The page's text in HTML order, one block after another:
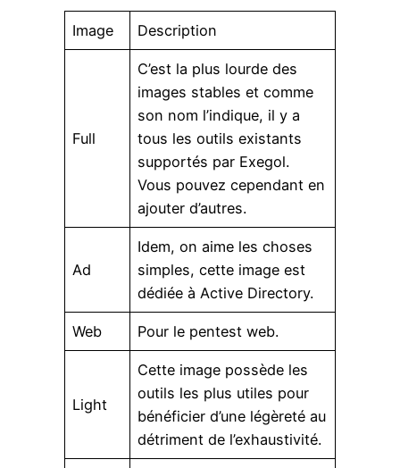
Image Description
Full
C’est la plus lourde des
images stables et comme
son nom l’indique, il y a
tous les outils existants
supportés par Exegol.
Vous pouvez cependant en
ajouter d’autres.
Ad
Idem, on aime les choses
simples, cette image est
dédiée à Active Directory.
Web Pour le pentest web.
Light
Cette image possède les
outils les plus utiles pour
bénéficier d’une légèreté au
détriment de l’exhaustivité.